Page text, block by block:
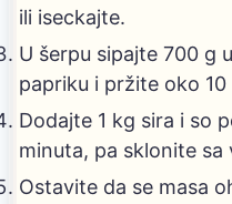
ili iseckajte.
U šerpu sipajte 700 g
papriku i pržite oko 10
Dodajte 1 kg sira i so
minuta, pa sklonite sa
Ostavite da se masa